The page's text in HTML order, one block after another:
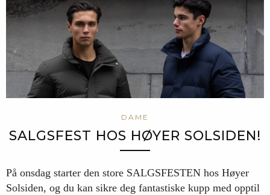
DAME
SALGSFEST HOS HØYER SOLSIDEN!
På onsdag starter den store SALGSFESTEN hos Høyer
Solsiden, og du kan sikre deg fantastiske kupp med opptil